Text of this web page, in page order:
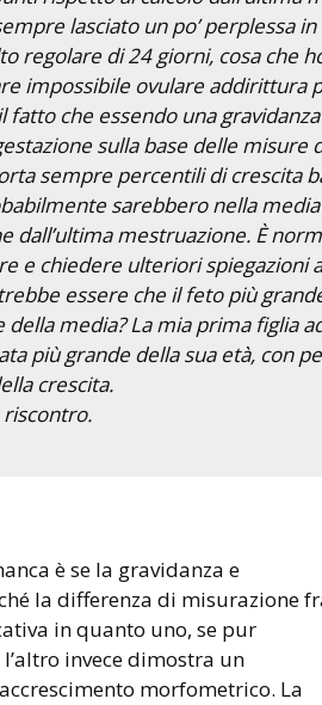
lasciato un po’ perplessa
regolare di 24 giorni, cosa che
impossibile ovulare addirittura
fatto che essendo una
sulla base delle misure
sempre percentili di crescita
sarebbero nella
dall’ultima mestruazione. È
e chiedere ulteriori spiegazioni
essere che il feto più
media? La mia prima figlia
più grande della sua età, con
crescita.
riscontro.
è se la gravidanza e
la differenza di misurazione
in quanto uno, se pur
invece dimostra un
morfometrico. La